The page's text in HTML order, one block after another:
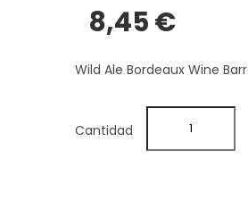
8,45 €
Wild Ale Bordeaux Wine
Cantidad